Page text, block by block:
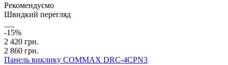
Рекомендуємо
Швидкий перегляд
-15%
2 420 грн.
2 860 грн.
Панель виклику COMMAX DRC-4CPN3